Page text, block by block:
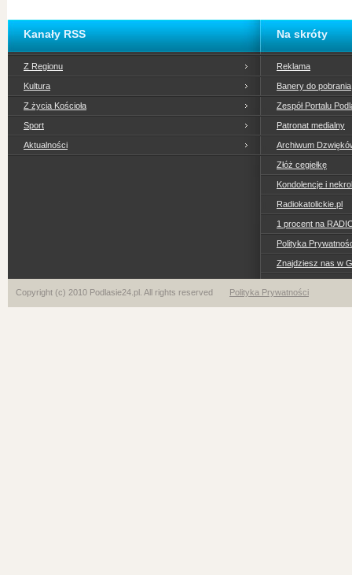
Kanały RSS
Z Regionu
Kultura
Z życia Kościoła
Sport
Aktualności
Na skróty
Reklama
Banery do pobrania
Zespół Portalu
Patronat medialny
Archiwum
Złóż cegiełkę
Kondolencje i
Radiokatolickie.pl
1 procent na
Polityka
Znajdziesz nas w
Copyright (c) 2010 Podlasie24.pl. All rights reserved Polityka Prywatności